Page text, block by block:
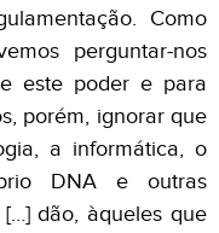
Como
perguntar-nos
este poder e para
porém, ignorar que
a informática, o
DNA e outras
dão, àqueles que